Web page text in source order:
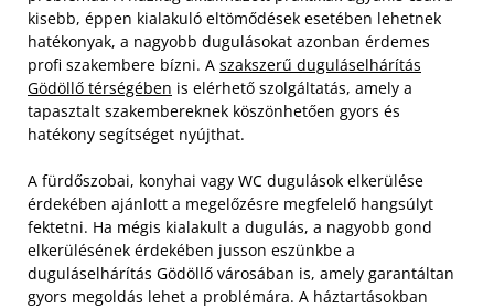
kisebb, éppen kialakuló eltömődések esetében lehetnek
hatékonyak, a nagyobb dugulásokat azonban érdemes
profi szakembere bízni. A szakszerű duguláselhárítás
Gödöllő térségében is elérhető szolgáltatás, amely a
tapasztalt szakembereknek köszönhetően gyors és
hatékony segítséget nyújthat.
A fürdőszobai, konyhai vagy WC dugulások elkerülése
érdekében ajánlott a megelőzésre megfelelő hangsúlyt
fektetni. Ha mégis kialakult a dugulás, a nagyobb gond
elkerülésének érdekében jusson eszünkbe a
duguláselhárítás Gödöllő városában is, amely garantáltan
gyors megoldás lehet a problémára. A háztartásokban